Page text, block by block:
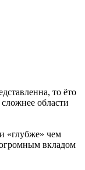
то ёто
области
«глубже» чем
вкладом